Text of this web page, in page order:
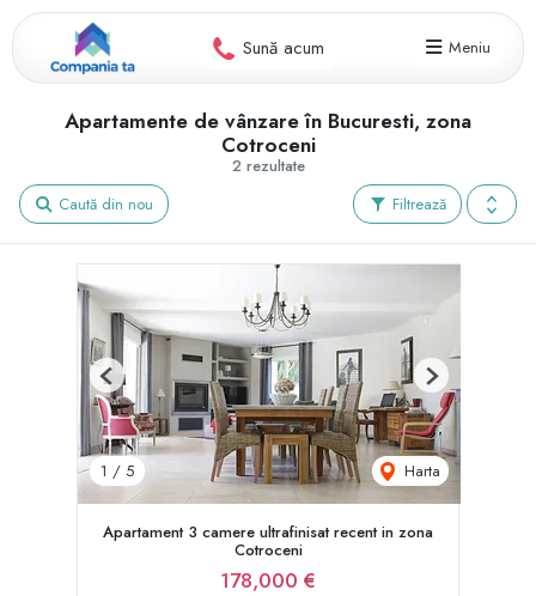
Sună acum Meniu
2 rezultate
Apartamente de vânzare în Bucuresti, zona
Cotroceni
Filtrează
Caută din nou
1 / 5 Harta
Previous Next
Apartament 3 camere ultrafinisat recent in zona
Cotroceni
178,000 €